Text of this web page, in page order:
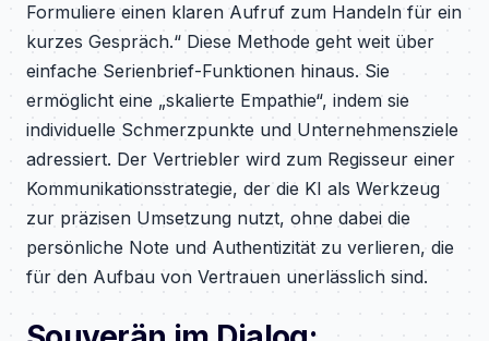
Formuliere einen klaren Aufruf zum Handeln für ein
kurzes Gespräch.“ Diese Methode geht weit über
einfache Serienbrief-Funktionen hinaus. Sie
ermöglicht eine „skalierte Empathie“, indem sie
individuelle Schmerzpunkte und Unternehmensziele
adressiert. Der Vertriebler wird zum Regisseur einer
Kommunikationsstrategie, der die KI als Werkzeug
zur präzisen Umsetzung nutzt, ohne dabei die
persönliche Note und Authentizität zu verlieren, die
für den Aufbau von Vertrauen unerlässlich sind.